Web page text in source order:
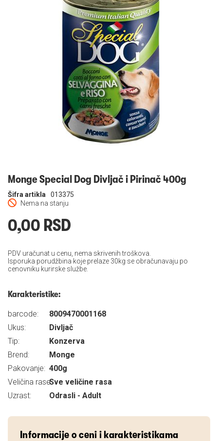
Monge Special Dog Divljač i Pirinač 400g
Nema na stanju
Šifra artikla 013375
0,00 RSD
PDV uračunat u cenu, nema skrivenih troškova.
Isporuka porudžbina koje prelaze 30kg se obračunavaju po
cenovniku kurirske službe.
Karakteristike:
barcode:
8009470001168
Ukus:
Divljač
Tip:
Konzerva
Brend:
Monge
Pakovanje: 400g
Veličina rase:Sve veličine rasa
Uzrast:
Odrasli - Adult
Informacije o ceni i karakteristikama